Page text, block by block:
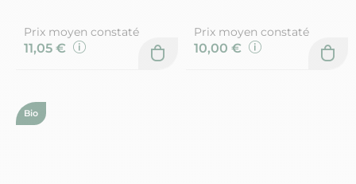
Prix moyen constaté
11,05 €
Prix moyen constaté
10,00 €
Bio